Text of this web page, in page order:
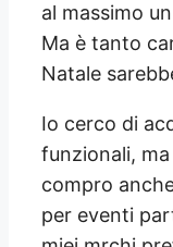
al massimo
Ma è tanto
Natale
Io cerco di
funzionali,
compro
per eventi